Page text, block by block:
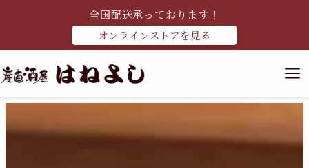
全国配送承っております！
オンラインストアを見る